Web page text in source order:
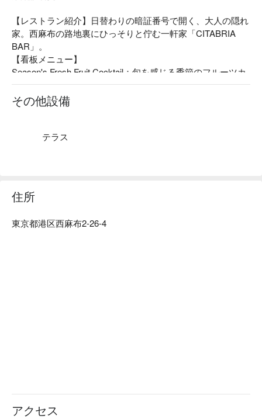
【レストラン紹介】日替わりの暗証番号で開く、大人の隠れ
家。西麻布の路地裏にひっそりと佇む一軒家「CITABRIA
BAR」。
【看板メニュー】
Season's Fresh Fruit Cocktail：旬を感じる季節のフルーツカ
クテルを多数ご用意しております。
【店内雰囲気】電話予約をして暗証番号を入れないと入れな
い店内は、シガーの匂いと心地よい空気はラグジュアリーな
しています。落ち着いた店内で当店自慢のフルーツカクテル
その他設備
テラス
住所
東京都港区西麻布2-26-4
アクセス